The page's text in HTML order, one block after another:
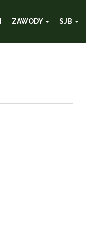
ZAWODY SJB